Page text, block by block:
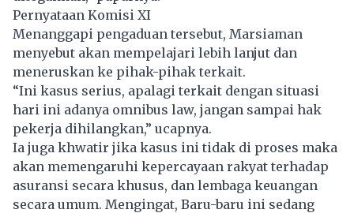
Pernyataan Komisi XI
Menanggapi pengaduan tersebut, Marsiaman
menyebut akan mempelajari lebih lanjut dan
meneruskan ke pihak-pihak terkait.
“Ini kasus serius, apalagi terkait dengan situasi
hari ini adanya omnibus law, jangan sampai hak
pekerja dihilangkan,” ucapnya.
Ia juga khwatir jika kasus ini tidak di proses maka
akan memengaruhi kepercayaan rakyat terhadap
asuransi secara khusus, dan lembaga keuangan
secara umum. Mengingat, Baru-baru ini sedang